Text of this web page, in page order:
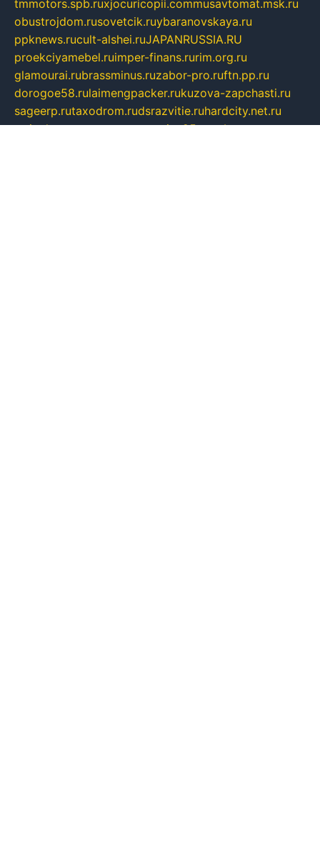
tmmotors.spb.ruxjocuricopii.commusavtomat.msk.ru
obustrojdom.rusovetcik.ruybaranovskaya.ru
ppknews.rucult-alshei.ruJAPANRUSSIA.RU
proekciyamebel.ruimper-finans.rurim.org.ru
glamourai.rubrassminus.ruzabor-pro.ruftn.pp.ru
dorogoe58.rulaimengpacker.rukuzova-zapchasti.ru
sageerp.rutaxodrom.rudsrazvitie.ruhardcity.net.ru
ratinghomegames.rutopservice25.rugubernyan.ru